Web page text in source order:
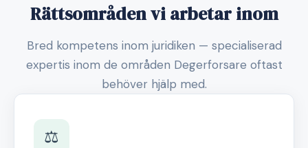
Rättsområden vi arbetar inom
Bred kompetens inom juridiken — specialiserad
expertis inom de områden Degerforsare oftast
behöver hjälp med.
⚖️